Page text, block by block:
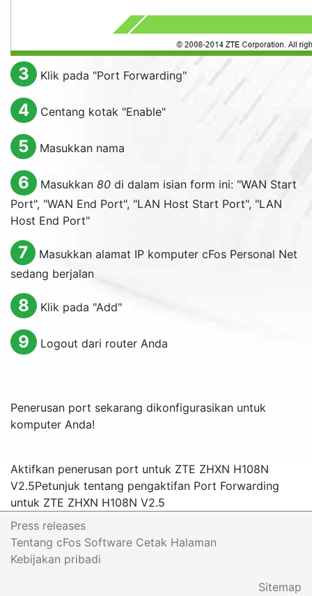
3 Klik pada "Port Forwarding"
4 Centang kotak "Enable"
5 Masukkan nama
6 Masukkan 80di dalam isian form ini: "WAN Start
Port", "WAN End Port", "LAN Host Start Port", "LAN
Host End Port"
7
Masukkan alamat IP komputer cFos Personal Net
sedang berjalan
8 Klik pada "Add"
9 Logout dari router Anda
Penerusan port sekarang dikonfigurasikan untuk
komputer Anda!
Aktifkan penerusan port untuk ZTE ZHXN H108N
V2.5Petunjuk tentang pengaktifan Port Forwarding
untuk ZTE ZHXN H108N V2.5
Press releases
Tentang cFos Software Cetak Halaman
Kebijakan pribadi
Sitemap